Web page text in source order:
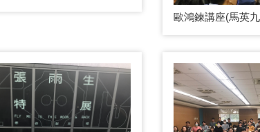
歐鴻鍊講座(馬英